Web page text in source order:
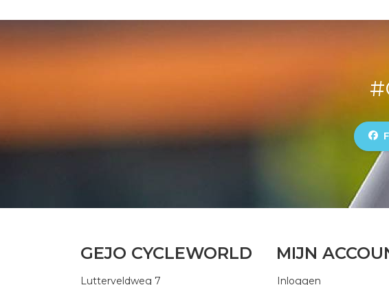
GEJO CYCLEWORLD
Lutterveldweg 7
MIJN
Inloggen